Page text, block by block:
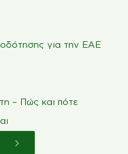
για την ΕΑΕ
– Πώς και πότε